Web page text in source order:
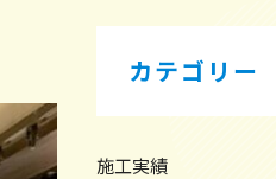
カテゴリー
施工実績